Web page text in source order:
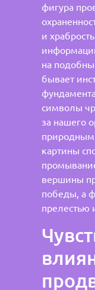
фигура
и
на
бывает
символы
за нашего
картины
вершины
победы, а